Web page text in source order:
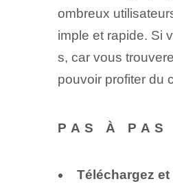
ombreux
imple et rapide. Si
s, car vous
pouvoir profiter du
PAS À PAS
Téléchargez